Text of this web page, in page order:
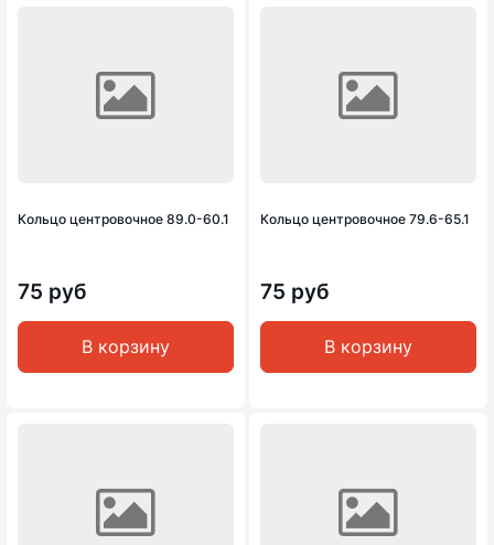
Кольцо центровочное 89.0-60.1
75 руб
В корзину
Кольцо центровочное 79.6-65.1
75 руб
В корзину